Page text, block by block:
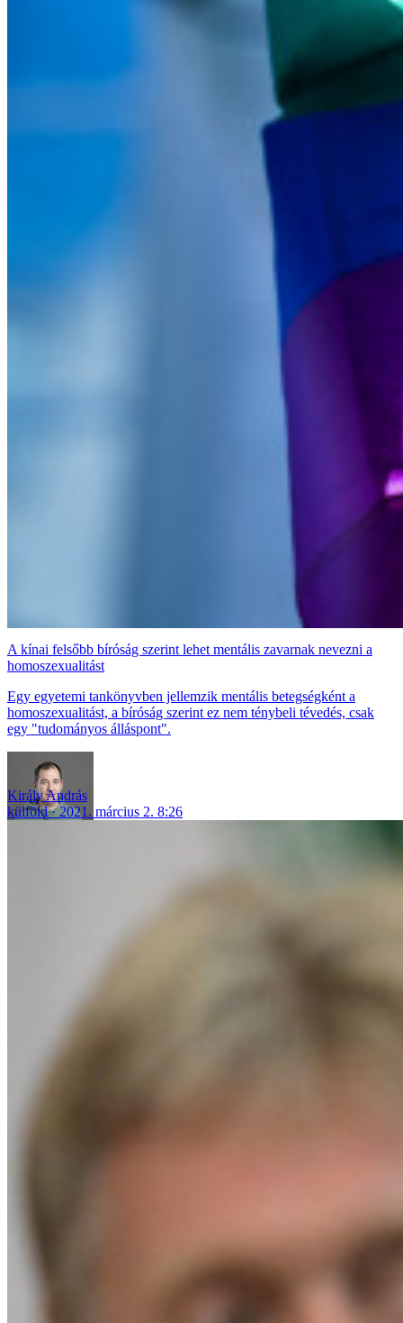
A kínai felsőbb bíróság szerint lehet mentális zavarnak nevezni a
homoszexualitást
Egy egyetemi tankönyvben jellemzik mentális betegségként a
homoszexualitást, a bíróság szerint ez nem ténybeli tévedés, csak
egy "tudományos álláspont".
Király András
külföld
2021. március 2. 8:26